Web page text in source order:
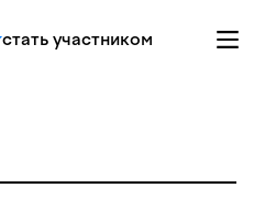
стать участником